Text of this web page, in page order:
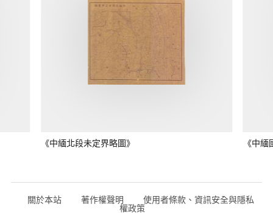
《中緬北段未定界略圖》 《中
關於本站 著作權聲明 使用者條款、資訊安全與隱私
權政策